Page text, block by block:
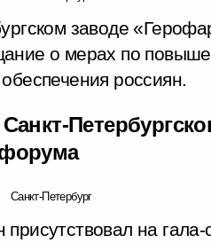
заводе
о мерах по
россиян.
Санкт-Петербург
на